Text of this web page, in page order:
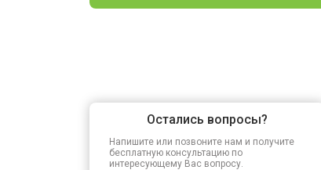
Остались вопросы?
Напишите или позвоните нам и получите
бесплатную консультацию по
интересующему Вас вопросу.